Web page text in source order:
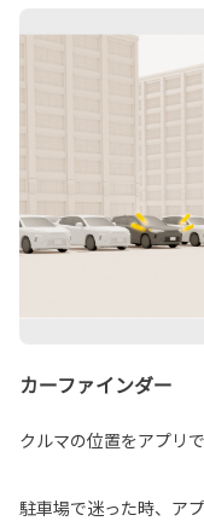
カーファインダー
クルマの位置をアプリで
駐車場で迷った時、ア